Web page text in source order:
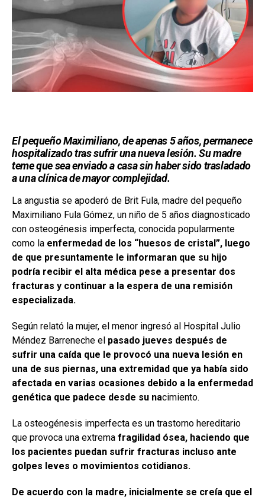
El pequeño Maximiliano, de apenas 5 años, permanece
hospitalizado tras sufrir una nueva lesión. Su madre
teme que sea enviado a casa sin haber sido trasladado
a una clínica de mayor complejidad.
La angustia se apoderó de Brit Fula, madre del pequeño
Maximiliano Fula Gómez, un niño de 5 años diagnosticado
con osteogénesis imperfecta, conocida popularmente
como la enfermedad de los “huesos de cristal”, luego
de que presuntamente le informaran que su hijo
podría recibir el alta médica pese a presentar dos
fracturas y continuar a la espera de una remisión
especializada.
Según relató la mujer, el menor ingresó al Hospital Julio
Méndez Barreneche el pasado jueves después de
sufrir una caída que le provocó una nueva lesión en
una de sus piernas, una extremidad que ya había sido
afectada en varias ocasiones debido a la enfermedad
genética que padece desde su nacimiento.
La osteogénesis imperfecta es un trastorno hereditario
que provoca una extrema fragilidad ósea, haciendo que
los pacientes puedan sufrir fracturas incluso ante
golpes leves o movimientos cotidianos.
De acuerdo con la madre, inicialmente se creía que el